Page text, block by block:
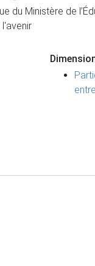
du Ministère de